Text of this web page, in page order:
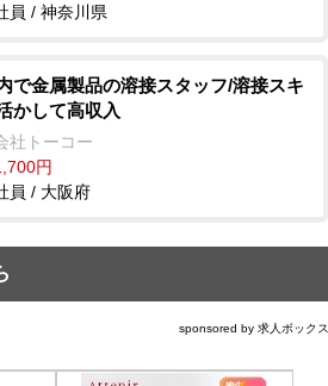
員 / 神奈川県
で金属製品の溶接スタッフ/溶接スキ
かして高収入
社トーコー
円
員 / 大阪府
sponsored by 求人ボックス